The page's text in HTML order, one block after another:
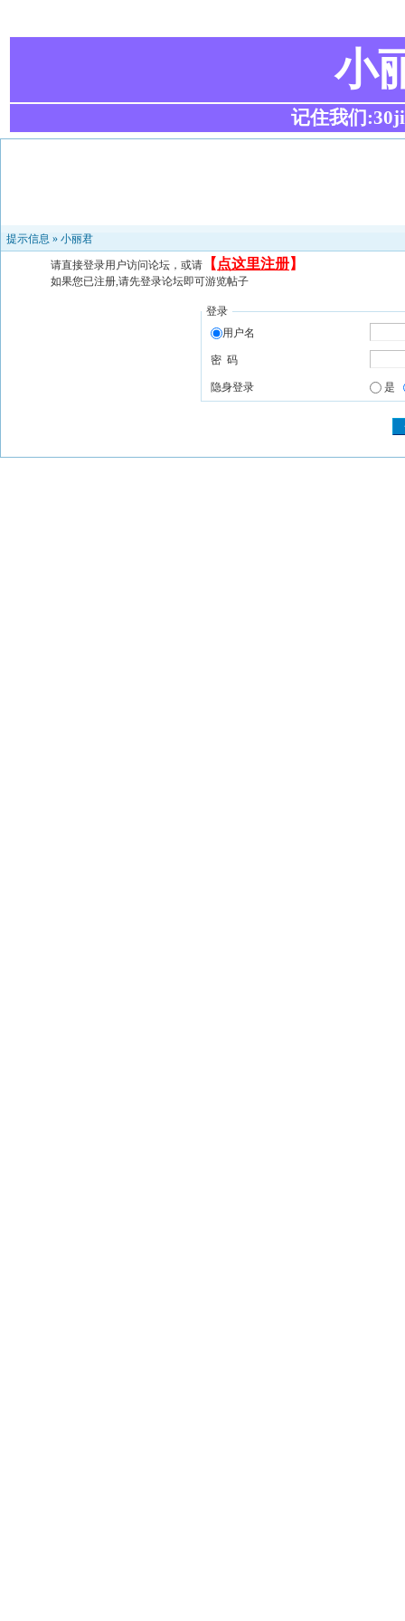
小
记住我们
提示信息 » 小丽君
请直接登录用户访问论坛，或请 【 点这里注册】
如果您已注册,请先登录论坛即可游览帖子
登录
用户名
密 码
隐身登录 是